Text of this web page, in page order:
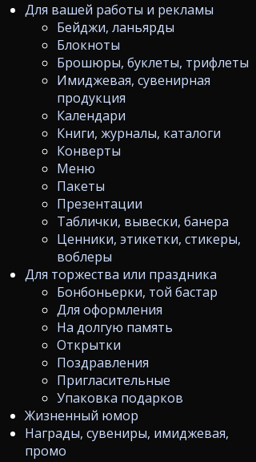
Для вашей работы и рекламы
Бейджи, ланьярды
Блокноты
Брошюры, буклеты, трифлеты
Имиджевая, сувенирная
продукция
Календари
Книги, журналы, каталоги
Конверты
Меню
Пакеты
Презентации
Таблички, вывески, банера
Ценники, этикетки, стикеры,
воблеры
Для торжества или праздника
Бонбоньерки, той бастар
Для оформления
На долгую память
Открытки
Поздравления
Пригласительные
Упаковка подарков
Жизненный юмор
Награды, сувениры, имиджевая,
промо